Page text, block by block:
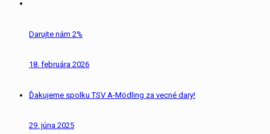
Darujte nám 2%
18. februára 2026
Ďakujeme spolku TSV A-Mödling za vecné dary!
29. júna 2025